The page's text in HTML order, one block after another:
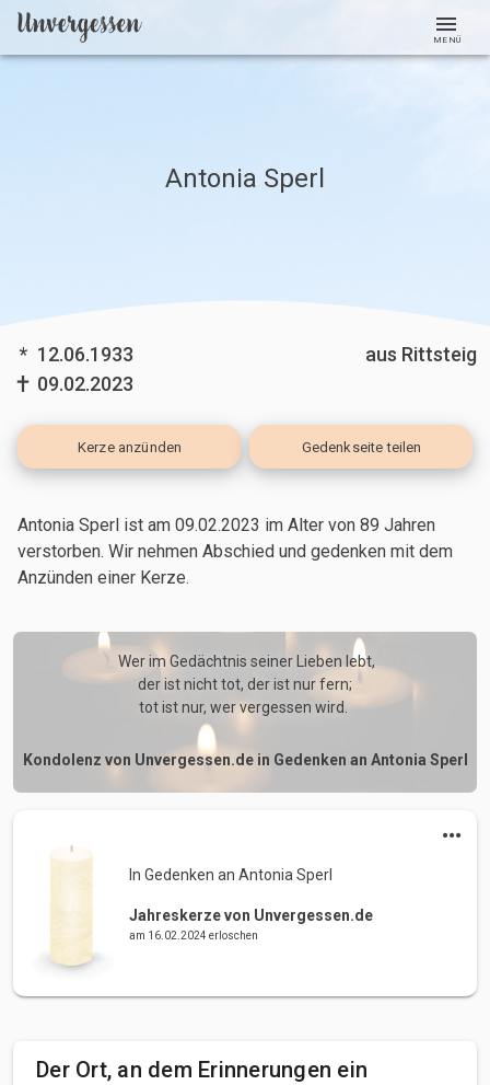
MENÜ
Antonia Sperl
* 12.06.1933
09.02.2023
aus Rittsteig
Kerze anzünden Gedenkseite teilen
Antonia Sperl ist am 09.02.2023 im Alter von 89 Jahren
verstorben. Wir nehmen Abschied und gedenken mit dem
Anzünden einer Kerze.
Wer im Gedächtnis seiner Lieben lebt,
der ist nicht tot, der ist nur fern;
tot ist nur, wer vergessen wird.
Kondolenz von Unvergessen.de in Gedenken an Antonia Sperl
In Gedenken an Antonia Sperl
Jahreskerze von Unvergessen.de
am 16.02.2024 erloschen
Der Ort, an dem Erinnerungen ein